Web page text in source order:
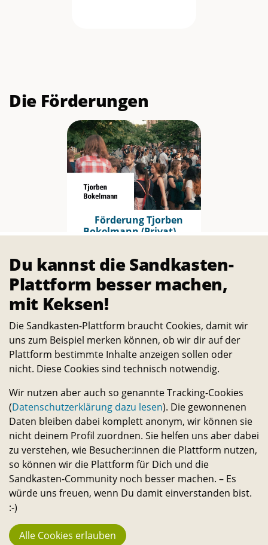
Die Förderungen
Förderung Tjorben
Bokelmann (Privat)
TU Campusförderung
Das war los
Du kannst die Sandkasten-
Plattform besser machen,
mit Keksen!
Die Sandkasten-Plattform braucht Cookies, damit wir
uns zum Beispiel merken können, ob wir dir auf der
Plattform bestimmte Inhalte anzeigen sollen oder
nicht. Diese Cookies sind technisch notwendig.
Wir nutzen aber auch so genannte Tracking-Cookies
(Datenschutzerklärung dazu lesen). Die gewonnenen
Daten bleiben dabei komplett anonym, wir können sie
nicht deinem Profil zuordnen. Sie helfen uns aber dabei
zu verstehen, wie Besucher:innen die Plattform nutzen,
so können wir die Plattform für Dich und die
Sandkasten-Community noch besser machen. – Es
würde uns freuen, wenn Du damit einverstanden bist.
:-)
Alle Cookies erlauben